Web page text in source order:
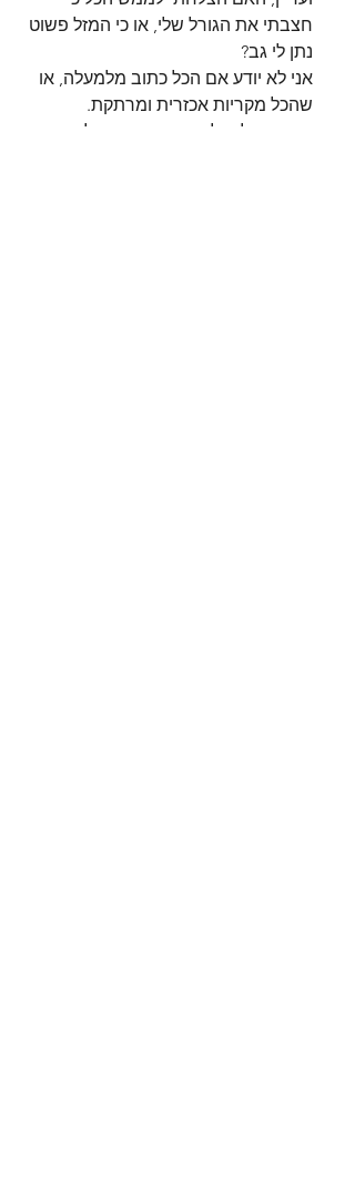
חצבתי את הגורל שלי, או כי המזל פשוט
נתן לי גב?
אני לא יודע אם הכל כתוב מלמעלה, או
שהכל מקריות אכזרית ומרתקת.
אנחנו יכולים לתכנן נחיתה מושלמת,